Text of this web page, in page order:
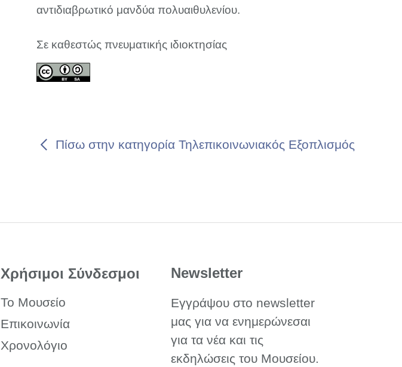
Πίσω στην κατηγορία Τηλεπικοινωνιακός Εξοπλισμός
αντιδιαβρωτικό μανδύα πολυαιθυλενίου.
Σε καθεστώς πνευματικής ιδιοκτησίας
Χρήσιμοι Σύνδεσμοι
Το Μουσείο
Επικοινωνία
Χρονολόγιο
Newsletter
Εγγράψου στο newsletter
μας για να ενημερώνεσαι
για τα νέα και τις
εκδηλώσεις του Μουσείου.